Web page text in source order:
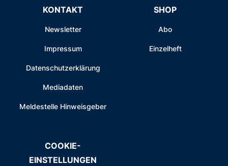
KONTAKT
Newsletter
Impressum
Datenschutzerklärung
Mediadaten
Meldestelle Hinweisgeber
SHOP
Abo
Einzelheft
COOKIE-
EINSTELLUNGEN